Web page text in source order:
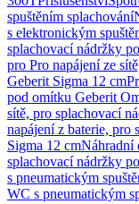
spuštěním splachování
s elektronickým
splachovací nádržky
pro Pro napájení ze
Geberit Sigma 12 cm
pod omítku Geberit
sítě, pro splachovací
napájení z baterie, pro
Sigma 12 cmNáhradní
splachovací nádržky
s pneumatickým
WC s pneumatickým